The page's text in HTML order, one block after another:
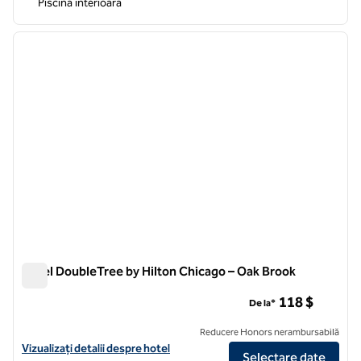
Piscină interioară
1 din 12
Hotel DoubleTree by Hilton Chicago – Oak Brook
Vizualizați detaliile hotelului DoubleTree by Hilton Chicago - Oak
Vizualizați detalii despre hotel
De la* 118 $
Reducere Honors nerambursabilă
Selectare date